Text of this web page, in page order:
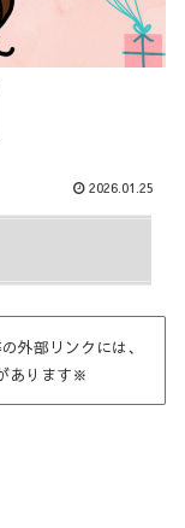
2026.01.25
外部リンクには、
あります※